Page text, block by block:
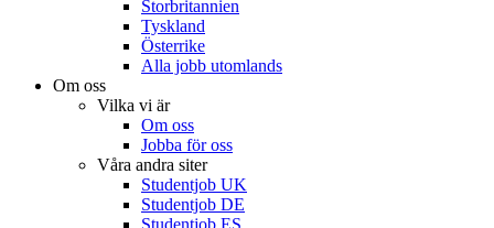
Storbritannien
Tyskland
Österrike
Alla jobb utomlands
Om oss
Vilka vi är
Om oss
Jobba för oss
Våra andra siter
Studentjob UK
Studentjob DE
Studentjob ES